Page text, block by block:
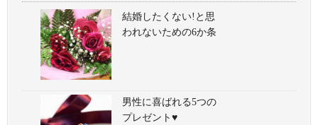
結婚したくない!と思
われないための6か条
男性に喜ばれる5つの
プレゼント♥